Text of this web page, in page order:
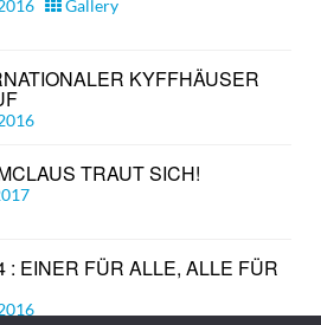
Gallery
KYFFHÄUSER
TRAUT SICH!
: EINER FÜR ALLE, ALLE FÜR